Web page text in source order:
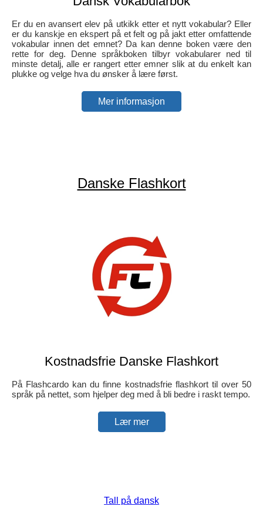
Er du en avansert elev på utkikk etter et nytt vokabular? Eller
er du kanskje en ekspert på et felt og på jakt etter omfattende
vokabular innen det emnet? Da kan denne boken være den
rette for deg. Denne språkboken tilbyr vokabularer ned til
minste detalj, alle er rangert etter emner slik at du enkelt kan
plukke og velge hva du ønsker å lære først.
Mer informasjon
Danske Flashkort
Kostnadsfrie Danske Flashkort
På Flashcardo kan du finne kostnadsfrie flashkort til over 50
språk på nettet, som hjelper deg med å bli bedre i raskt tempo.
Lær mer
Tall på dansk